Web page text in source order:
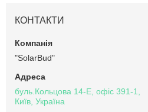
КОНТАКТИ
"SolarBud"
буль.Кольцова 14-Е, офіс 391-1,
Київ, Україна